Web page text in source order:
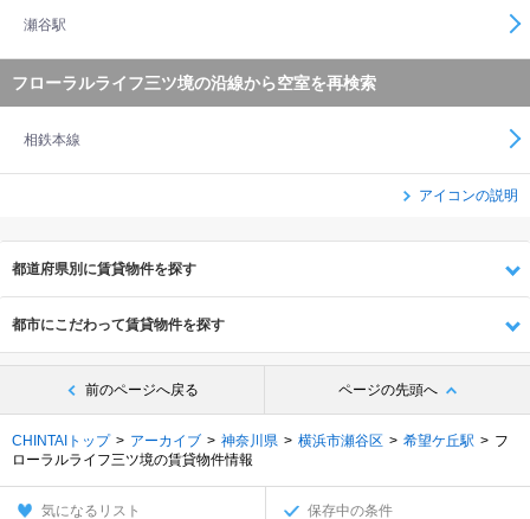
瀬谷駅
フローラルライフ三ツ境の沿線から空室を再検索
相鉄本線
アイコンの説明
都道府県別に賃貸物件を探す
都市にこだわって賃貸物件を探す
前のページへ戻る ページの先頭へ
CHINTAIトップ アーカイブ 神奈川県 横浜市瀬谷区 希望ケ丘駅
フ
ローラルライフ三ツ境の賃貸物件情報
気になるリスト 保存中の条件